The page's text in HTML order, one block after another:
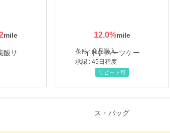
12.0%
条件 : 商品購入
承認 : 45日程度
リピート可